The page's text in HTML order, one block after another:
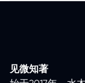
见微知著